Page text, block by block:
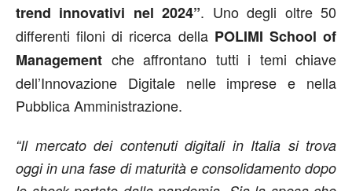
trend innovativi nel 2024”. Uno degli oltre 50
differenti filoni di ricerca della POLIMI School of
Management che affrontano tutti i temi chiave
dell’Innovazione Digitale nelle imprese e nella
Pubblica Amministrazione.
“Il mercato dei contenuti digitali in Italia si trova
oggi in una fase di maturità e consolidamento dopo